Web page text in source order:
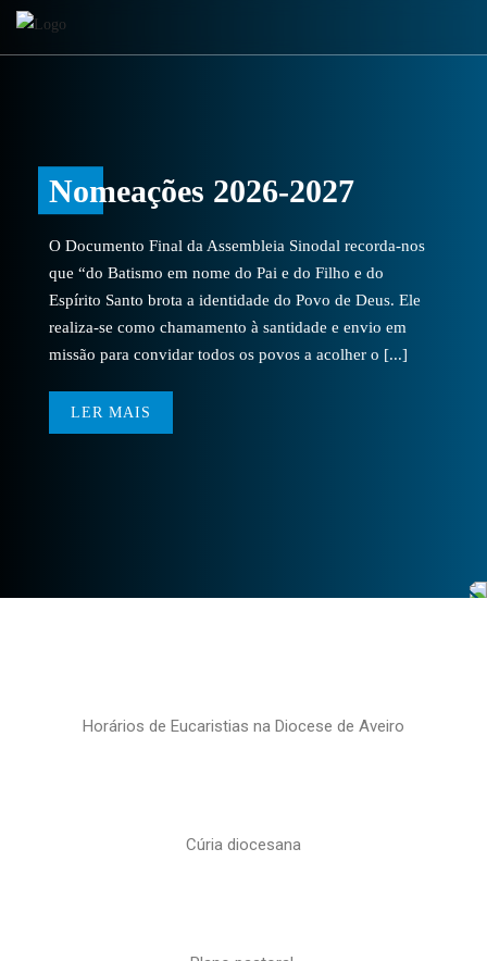
Nomeações 2026-2027
O Documento Final da Assembleia Sinodal recorda-nos
que “do Batismo em nome do Pai e do Filho e do
Espírito Santo brota a identidade do Povo de Deus. Ele
realiza-se como chamamento à santidade e envio em
missão para convidar todos os povos a acolher o [...]
LER MAIS
Horários de Eucaristias na Diocese de Aveiro
Cúria diocesana